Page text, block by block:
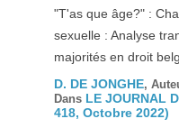
"T'as que âge?" :
sexuelle : Analyse
majorités en droit
D. DE JONGHE,
Dans LE JOURNAL
418, Octobre 2022)